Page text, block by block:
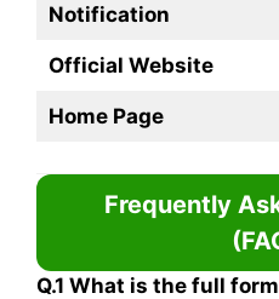
Notification
Official Website
Home Page
Frequently
Q.1 What is the full form